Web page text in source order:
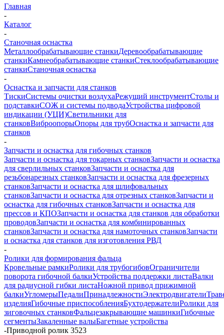
Главная
-
Каталог
-
Станочная оснастка
Металлообрабатывающие станкиДеревообрабатывающие
станкиКамнеобрабатывающие станкиСтеклообрабатывающие
станкиСтаночная оснастка
-
Оснастка и запчасти для станков
ТискиСистемы очистки воздухаРежущий инструментСтолы и
подставкиСОЖ и системы подводаУстройства цифровой
индикации (УЦИ)Светильники для
станковВиброопорыОпоры для трубОснастка и запчасти для
станков
-
Запчасти и оснастка для гибочных станков
Запчасти и оснастка для токарных станковЗапчасти и оснастка
для сверлильных станковЗапчасти и оснастка для
резьбонарезных станковЗапчасти и оснастка для фрезерных
станковЗапчасти и оснастка для шлифовальных
станковЗапчасти и оснастка для отрезных станковЗапчасти и
оснастка для гибочных станковЗапчасти и оснастка для
прессов и КПОЗапчасти и оснастка для станков для обработки
проводовЗапчасти и оснастка для комбинированных
станковЗапчасти и оснастка для намоточных станковЗапчасти
и оснастка для станков для изготовления РВД
-
Ролики для формирования фальца
Кровельные рамкиРолики для трубогибовОграничители
поворота гибочной балкиУстройства поддержки листаВалки
для радиусной гибки листаНожной привод прижимной
балкиУгломерыПедалиПринадлежностиЭлектродвигатели
изделияГибочные приспособленияБухтодержателиРолики для
зиговочных станковФальцезакрывающие машинкиГибочные
сегментыЗакаленные валыБагетные устройства
-Приводной ролик 3523